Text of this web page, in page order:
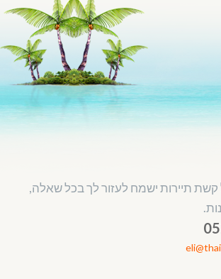
תיירות ישמח לעזור לך בכל שאלה,